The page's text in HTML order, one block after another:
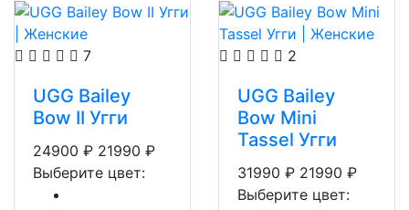
7
UGG Bailey
Bow II Угги
24900 ₽ 21990 ₽
Выберите цвет:
2
UGG Bailey
Bow Mini
Tassel Угги
31990 ₽ 21990 ₽
Выберите цвет: